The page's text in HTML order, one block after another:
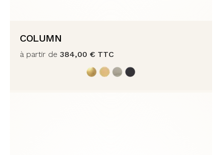
COLUMN
à partir de 384,00 € TTC